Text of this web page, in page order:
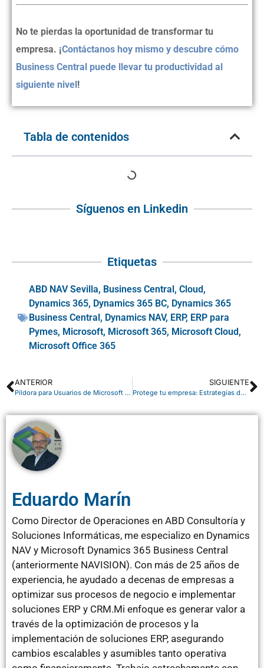
No te pierdas la oportunidad de transformar tu
empresa. ¡Contáctanos hoy mismo y descubre cómo
Business Central puede llevar tu productividad al
siguiente nivel!
Tabla de contenidos
Síguenos en Linkedin
Etiquetas
ABD NAV Sevilla, Business Central, Cloud,
Dynamics 365, Dynamics 365 BC, Dynamics 365
Business Central, Dynamics NAV, ERP, ERP para
Pymes, Microsoft, Microsoft 365, Microsoft Cloud,
Microsoft Office 365
ANTERIOR
Píldora para Usuarios de Microsoft 365: mensajes programados con Teams
SIGUIENTE
Protege tu empresa: Estrategias de Ciberseguridad básicas para PYMES
Eduardo Marín
Como Director de Operaciones en ABD Consultoría y
Soluciones Informáticas, me especializo en Dynamics
NAV y Microsoft Dynamics 365 Business Central
(anteriormente NAVISION). Con más de 25 años de
experiencia, he ayudado a decenas de empresas a
optimizar sus procesos de negocio e implementar
soluciones ERP y CRM.Mi enfoque es generar valor a
través de la optimización de procesos y la
implementación de soluciones ERP, asegurando
cambios escalables y asumibles tanto operativa